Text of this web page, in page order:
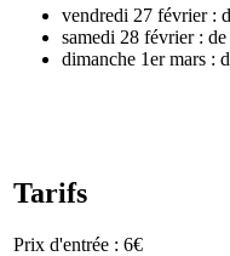
vendredi 27 février :
samedi 28 février :
dimanche 1er mars :
Tarifs
Prix d'entrée : 6€